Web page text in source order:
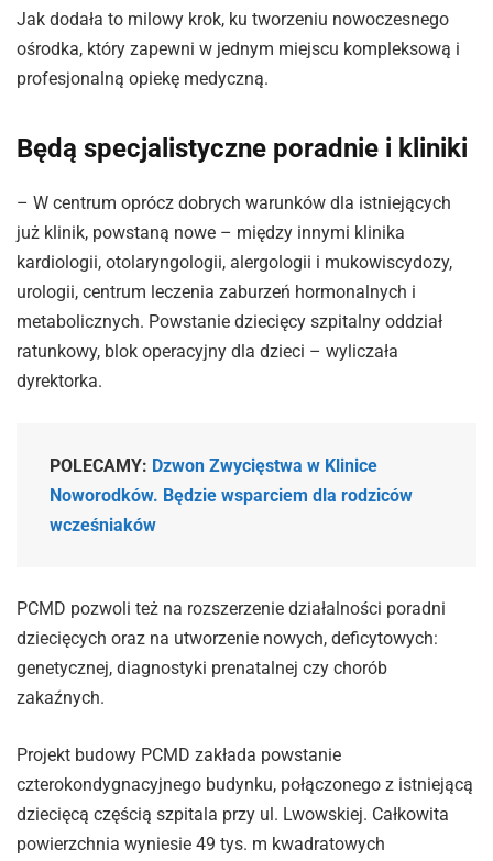
Jak dodała to milowy krok, ku tworzeniu nowoczesnego
ośrodka, który zapewni w jednym miejscu kompleksową i
profesjonalną opiekę medyczną.
Będą specjalistyczne poradnie i kliniki
– W centrum oprócz dobrych warunków dla istniejących
już klinik, powstaną nowe – między innymi klinika
kardiologii, otolaryngologii, alergologii i mukowiscydozy,
urologii, centrum leczenia zaburzeń hormonalnych i
metabolicznych. Powstanie dziecięcy szpitalny oddział
ratunkowy, blok operacyjny dla dzieci – wyliczała
dyrektorka.
POLECAMY: Dzwon Zwycięstwa w Klinice
Noworodków. Będzie wsparciem dla rodziców
wcześniaków
PCMD pozwoli też na rozszerzenie działalności poradni
dziecięcych oraz na utworzenie nowych, deficytowych:
genetycznej, diagnostyki prenatalnej czy chorób
zakaźnych.
Projekt budowy PCMD zakłada powstanie
czterokondygnacyjnego budynku, połączonego z istniejącą
dziecięcą częścią szpitala przy ul. Lwowskiej. Całkowita
powierzchnia wyniesie 49 tys. m kwadratowych